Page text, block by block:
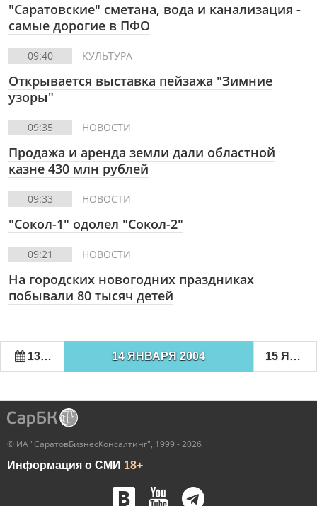
"Саратовские" сметана, вода и канализация -
самые дорогие в ПФО
09:40 КУЛЬТУРА
Открывается выставка пейзажа "Зимние
узоры"
09:35 НОВОСТИ
Продажа и аренда земли дали областной
казне 430 млн рублей
09:33 НОВОСТИ
"Сокол-1" одолел "Сокол-2"
09:21 НОВОСТИ
На городских новогодних праздниках
побывали 80 тысяч детей
13 ЯНВАРЯ 2004 14 ЯНВАРЯ 2004 15 ЯНВАРЯ 2004
© ИА "СаратовБизнесКонсалтинг", 1999 - 2026
Информация о СМИ 18+